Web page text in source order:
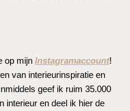
op mijn Instagramaccount!
van interieurinspiratie en
geef ik ruim 35.000
interieur en deel ik hier de